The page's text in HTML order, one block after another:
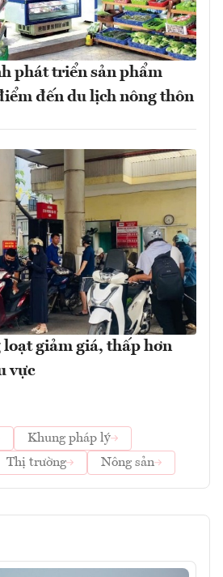
phát triển sản phẩm
đến du lịch nông thôn
giảm giá, thấp hơn
vực
Khung pháp lý
Thị trường Nông sản